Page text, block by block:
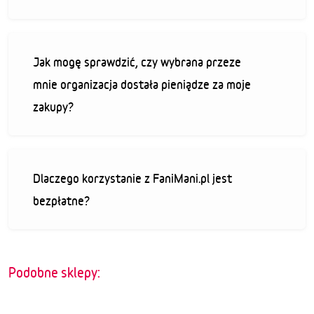
Jak mogę sprawdzić, czy wybrana przeze
mnie organizacja dostała pieniądze za moje
zakupy?
Dlaczego korzystanie z FaniMani.pl jest
bezpłatne?
Podobne sklepy: